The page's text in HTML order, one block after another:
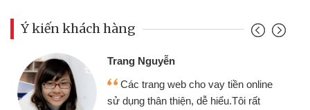
Ý kiến khách hàng
Trang Nguyễn
Các trang web cho vay tiền online
sử dụng thân thiện, dễ hiểu.Tôi rất